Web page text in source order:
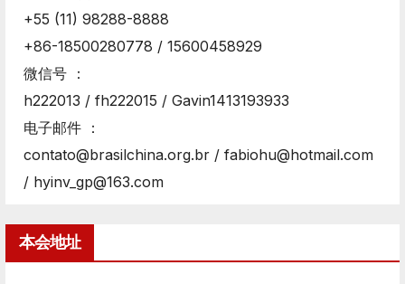
+55 (11) 98288-8888
+86-18500280778 / 15600458929
微信号 ：
h222013 / fh222015 / Gavin1413193933
电子邮件 ：
contato@brasilchina.org.br / fabiohu@hotmail.com
/ hyinv_gp@163.com
本会地址